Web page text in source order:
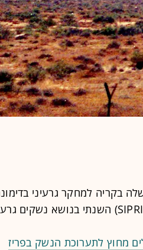
בקריה למחקר גרעיני
מחוץ לתערוכת הנשק בפריז